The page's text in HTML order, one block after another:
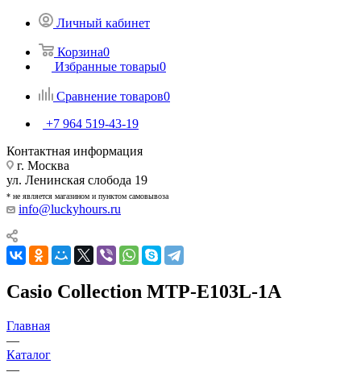
Личный кабинет
Корзина0
Избранные товары0
Сравнение товаров0
+7 964 519-43-19
Контактная информация
г. Москва
ул. Ленинская слобода 19
* не является магазином и пунктом самовывоза
info@luckyhours.ru
Casio Collection MTP-E103L-1A
Главная
—
Каталог
—